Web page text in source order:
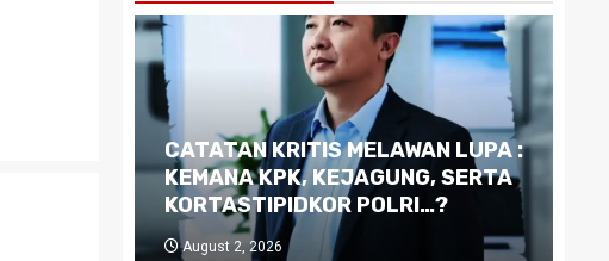
CATATAN KRITIS MELAWAN LUPA :
KEMANA KPK, KEJAGUNG, SERTA
KORTASTIPIDKOR POLRI…?
August 2, 2026